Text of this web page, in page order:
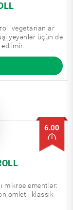
vegetarianlar
yeyənlər üçün də
6.00
mikroelementlər:
omletli klassik